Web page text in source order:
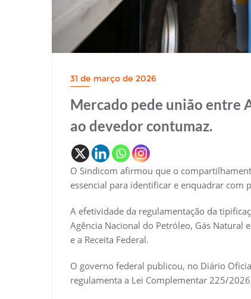
31 de março de 2026
Mercado pede união entre
ao devedor contumaz.
O Sindicom afirmou que o
essencial para identificar e enquadrar com
A efetividade da regulamentação da
Agência Nacional do Petróleo, Gás Natural
e a Receita Federal.
O governo federal publicou, no Diário
regulamenta a Lei Complementar 225/